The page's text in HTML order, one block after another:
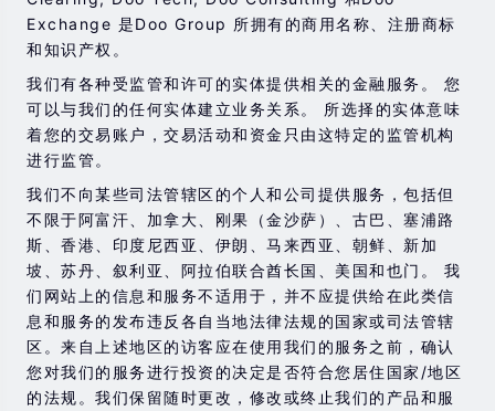
在与我们进行任何交易之前，请确保您完全了解使用相应
金融工具进行交易的风险。 如果您不了解此处说明的风
险，则应寻求独立的专业建议。
Exchange 是Doo Group 所拥有的商用名称、注册商标
和知识产权。
我们有各种受监管和许可的实体提供相关的金融服务。 您
可以与我们的任何实体建立业务关系。 所选择的实体意味
着您的交易账户，交易活动和资金只由这特定的监管机构
进行监管。
我们不向某些司法管辖区的个人和公司提供服务，包括但
不限于阿富汗、加拿大、刚果（金沙萨）、古巴、塞浦路
斯、香港、印度尼西亚、伊朗、马来西亚、朝鲜、新加
坡、苏丹、叙利亚、阿拉伯联合酋长国、美国和也门。 我
们网站上的信息和服务不适用于，并不应提供给在此类信
息和服务的发布违反各自当地法律法规的国家或司法管辖
区。来自上述地区的访客应在使用我们的服务之前，确认
您对我们的服务进行投资的决定是否符合您居住国家/地区
的法规。我们保留随时更改，修改或终止我们的产品和服